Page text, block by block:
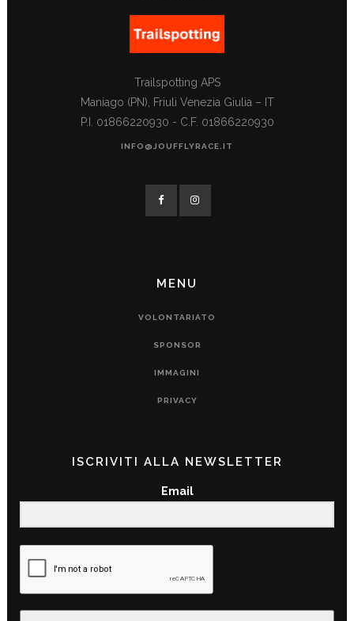
Trailspotting APS
Maniago (PN), Friuli Venezia Giulia – IT
P.I. 01866220930 - C.F. 01866220930
INFO@JOUFFLYRACE.IT
MENU
VOLONTARIATO
SPONSOR
IMMAGINI
PRIVACY
ISCRIVITI ALLA NEWSLETTER
Email